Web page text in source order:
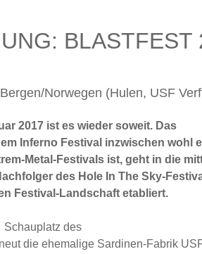
BLASTFEST
Norwegen (Hulen, USF
2017 ist es wieder soweit. Das
Inferno Festival inzwischen wohl
Metal-Festivals ist, geht in die
des Hole In The Sky-
Festival-Landschaft etabliert.
Schauplatz des
die ehemalige Sardinen-Fabrik